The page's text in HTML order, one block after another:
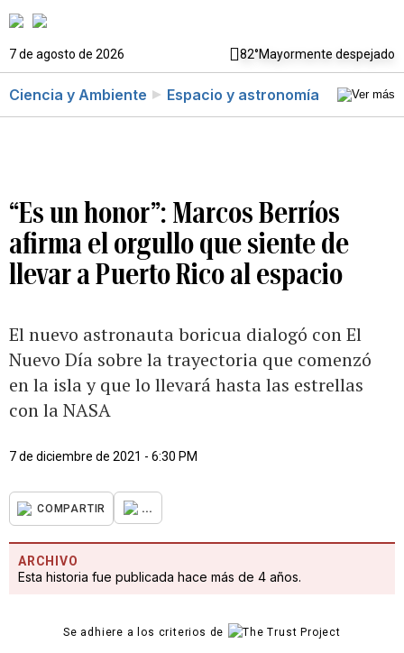
7 de agosto de 2026 82°Mayormente despejado
Ciencia y Ambiente Espacio y astronomía
“Es un honor”: Marcos Berríos
afirma el orgullo que siente de
llevar a Puerto Rico al espacio
El nuevo astronauta boricua dialogó con El
Nuevo Día sobre la trayectoria que comenzó
en la isla y que lo llevará hasta las estrellas
con la NASA
7 de diciembre de 2021 - 6:30 PM
COMPARTIR ...
ARCHIVO
Esta historia fue publicada hace más de 4 años.
Se adhiere a los criterios de